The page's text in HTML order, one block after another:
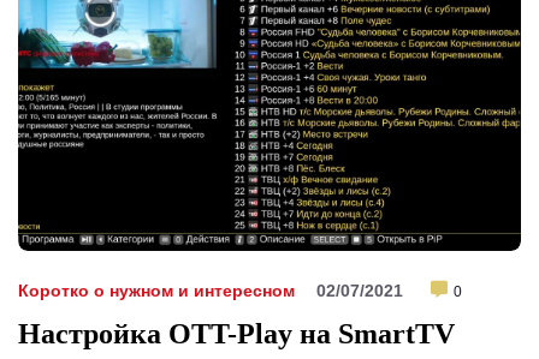
Коротко о нужном и интересном 02/07/2021 0
Настройка OTT-Play на SmartTV